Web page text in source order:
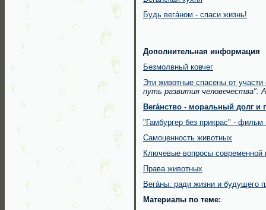
Будь вега́ном - спаси жизнь!
Дополнительная информация
Безмолвный ковчег
Эти животные спасены от
путь развития человечества".
Вега́нство - моральный долг и
"Гамбургер без прикрас" -
Самоценность животных
Ключевые вопросы современной
Права животных
Вега́ны: ради жизни и будущего
Материалы по теме: